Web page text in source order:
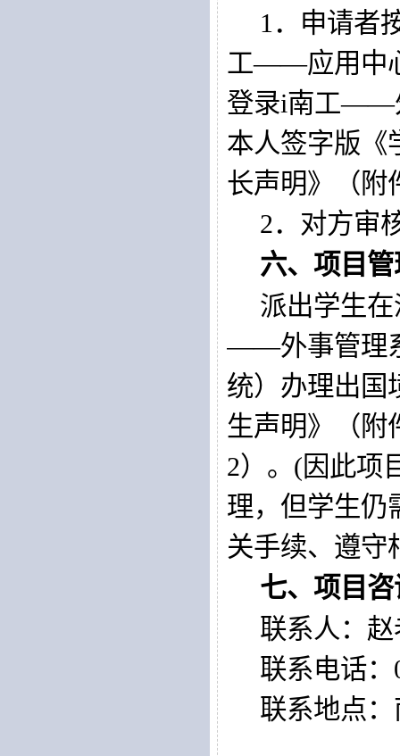
1．申请者
工——应用中
登录i南工——
本人签字版《
长声明》（附
2．对方审
六、项目
派出学生
——外事管理
统）办理出国
生声明》（附
2） 。(因此项
理，但学生仍
关手续、遵守
七、项目
联系人：
联系电话：
联系地点